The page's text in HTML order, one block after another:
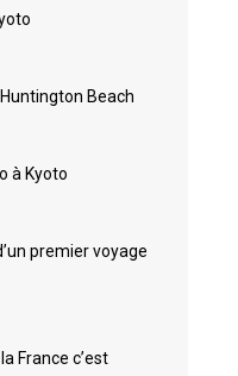
Beach
à Kyoto
premier voyage
France c’est